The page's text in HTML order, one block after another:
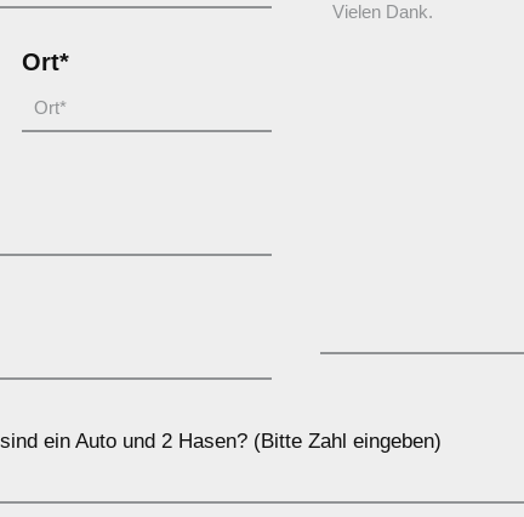
Ort*
ein Auto und 2 Hasen? (Bitte Zahl eingeben)